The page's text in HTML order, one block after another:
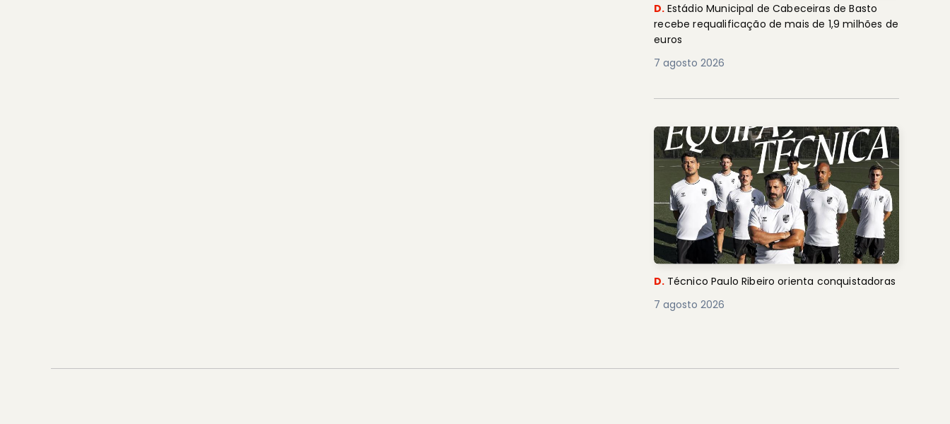
D. Estádio Municipal de Cabeceiras de Basto
recebe requalificação de mais de 1,9 milhões de
euros
7 agosto 2026
D. Técnico Paulo Ribeiro orienta conquistadoras
7 agosto 2026